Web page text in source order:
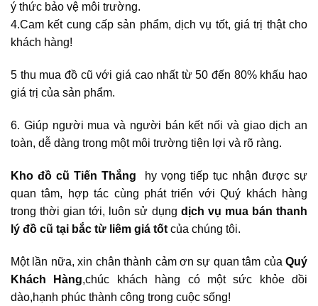
ý thức bảo vệ môi trường.
4.Cam kết cung cấp sản phẩm, dịch vụ tốt, giá trị thật cho
khách hàng!
5 thu mua đồ cũ với giá cao nhất từ 50 đến 80% khấu hao
giá trị của sản phẩm.
6. Giúp người mua và người bán kết nối và giao dịch an
toàn, dễ dàng trong một môi trường tiện lợi và rõ ràng.
Kho đồ cũ Tiến Thắng hy vọng tiếp tục nhận được sự
quan tâm, hợp tác cùng phát triển với Quý khách hàng
trong thời gian tới, luôn sử dụng dịch vụ mua bán thanh
lý đồ cũ tại bắc từ liêm giá tốt của chúng tôi.
Một lần nữa, xin chân thành cảm ơn sự quan tâm của Quý
Khách Hàng,chúc khách hàng có một sức khỏe dồi
dào,hạnh phúc thành công trong cuộc sống!